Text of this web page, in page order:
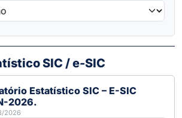
SIC / e-SIC
Estatístico SIC – E-SIC
2026.
2026